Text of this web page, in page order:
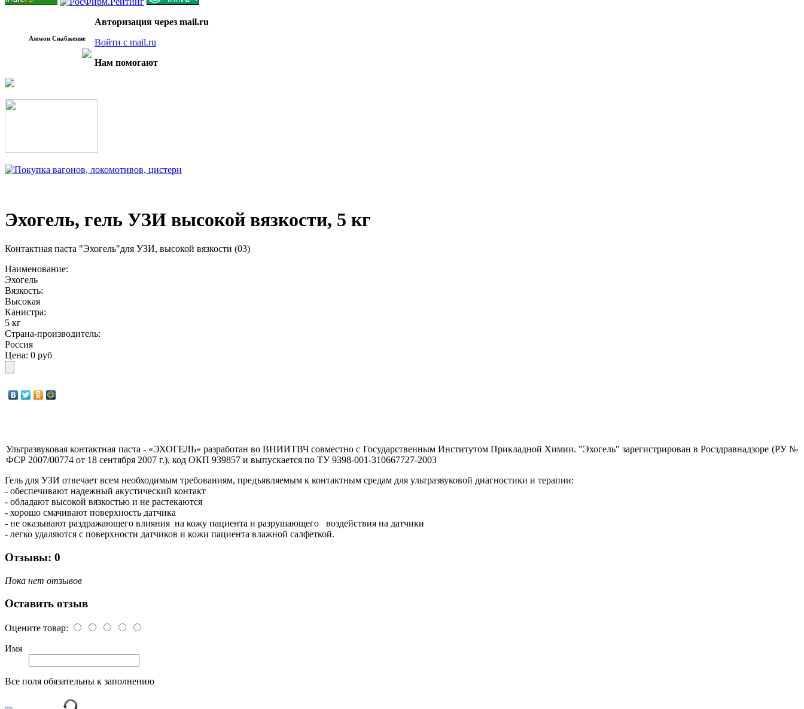
Аммон Снабжение
Авторизация через mail.ru
Войти с mail.ru
Нам помогают
Эхогель, гель УЗИ высокой вязкости, 5 кг
Контактная паста "Эхогель"для УЗИ, высокой вязкости (03)
Наименование:
Эхогель
Вязкость:
Высокая
Канистра:
5 кг
Страна-производитель:
Россия
Цена: 0 руб
Ультразвуковая контактная паста - «ЭХОГЕЛЬ» разработан во ВНИИТВЧ совместно с Государственным Институтом Прикладной Химии. "Эхогель" зарегистрирован в Росздравнадзоре (РУ №
ФСР 2007/00774 от 18 сентября 2007 г.), код ОКП 939857 ивыпускается по ТУ 9398-001-310667727-2003
Гель для УЗИ отвечает всем необходимым требованиям, предъявляемым к контактным средам для ультразвуковой диагностики и терапии:
- обеспечивают надежный акустический контакт
- обладают высокой вязкостью и не растекаются
- хорошо смачивают поверхность датчика
- не оказывают раздражающего влияния на кожу пациента и разрушающего воздействия на датчики
- легко удаляются с поверхности датчиков и кожи пациента влажной салфеткой.
Отзывы: 0
Пока нет отзывов
Оставить отзыв
Оцените товар:
Имя
Все поля обязательны к заполнению